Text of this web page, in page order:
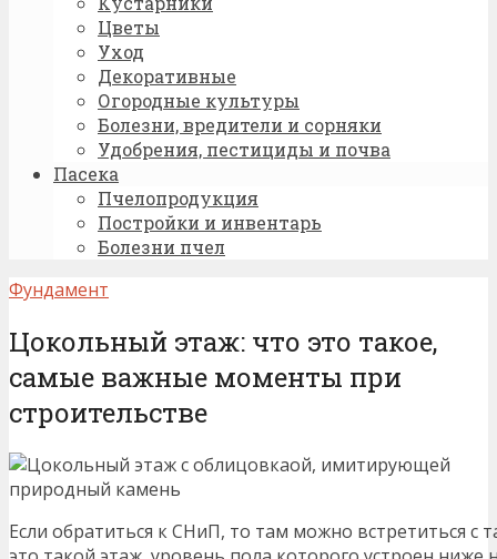
Цветы
Уход
Декоративные
Огородные культуры
Болезни, вредители и сорняки
Удобрения, пестициды и почва
Пасека
Пчелопродукция
Постройки и инвентарь
Болезни пчел
Фундамент
Цокольный этаж: что это такое,
самые важные моменты при
строительстве
Если обратиться к СНиП, то там можно встретиться с